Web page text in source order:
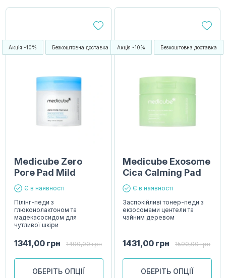
Акція -10% Безкоштовна доставка
Medicube Zero
Pore Pad Mild
Є в наявності
Пілінг-педи з
глюконолактоном та
мадекасосидом для
чутливої шкіри
1341,00 грн 1490,00грн
ОБЕРІТЬ ОПЦІЇ
Акція -10% Безкоштовна доставка
Medicube Exosome
Cica Calming Pad
Є в наявності
Заспокійливі тонер-педи з
екзосомами центели та
чайним деревом
1431,00 грн 1590,00грн
ОБЕРІТЬ ОПЦІЇ